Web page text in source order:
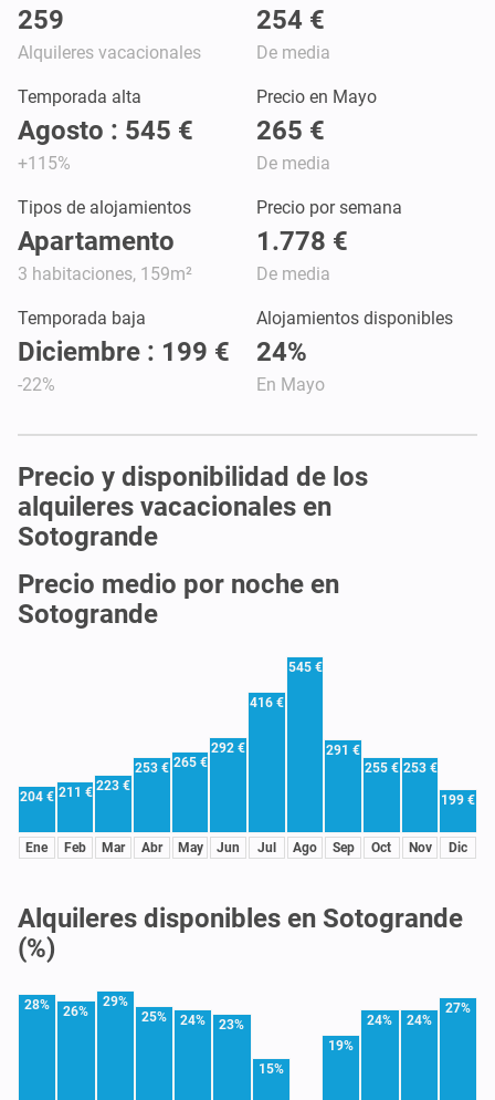
259
Alquileres vacacionales
254 €
De media
Temporada alta
Agosto : 545 €
+115%
Precio en Mayo
265 €
De media
Tipos de alojamientos
Apartamento
3 habitaciones, 159m²
Precio por semana
1.778 €
De media
Temporada baja
Diciembre : 199 €
-22%
Alojamientos disponibles
24%
En Mayo
Precio y disponibilidad de los
alquileres vacacionales en
Sotogrande
Precio medio por noche en
Sotogrande
204 €
Ene
211 €
Feb
223 €
Mar
253 €
Abr
265 €
May
292 €
Jun
416 €
Jul
545 €
Ago
291 €
Sep
255 €
Oct
253 €
Nov
199 €
Dic
Alquileres disponibles en Sotogrande
(%)
28% 26%
29%
25%
24% 23%
15%
19%
24% 24%
27%